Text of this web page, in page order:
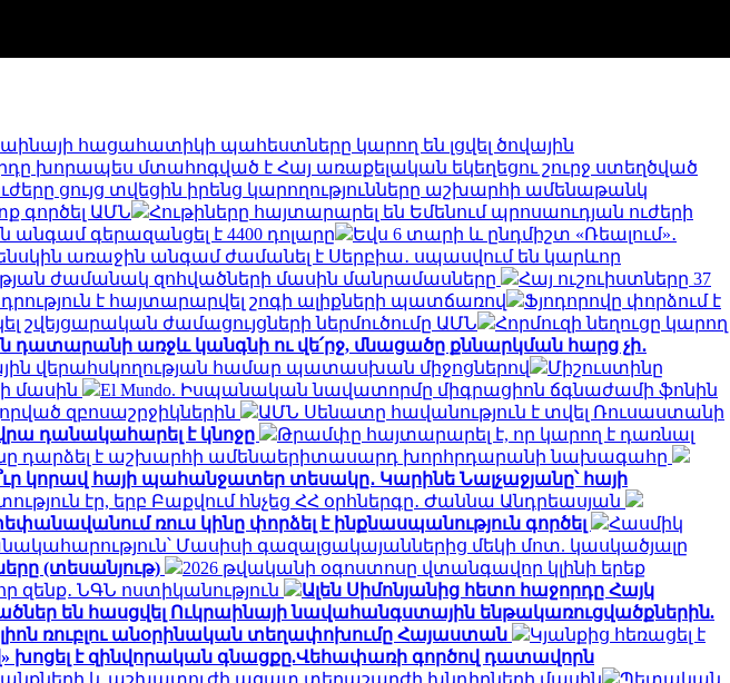
հացահատիկի պահեստները կարող են լցվել ծովային
խորապես մտահոգված է Հայ առաքելական եկեղեցու շուրջ ստեղծված
ցույց տվեցին իրենց կարողությունները աշխարհի ամենաթանկ
գործել ԱՄՆ
Հութիները հայտարարել են Եմենում պրոսաուդյան ուժերի
անգամ գերազանցել է 4400 դոլարը
Եվս 6 տարի և ընդմիշտ «Ռեալում»․
առաջին անգամ ժամանել է Սերբիա․ սպասվում են կարևոր
ժամանակ զոհվածների մասին մանրամասները
Հայ ուշուիստները 37
է հայտարարվել շոգի ալիքների պատճառով
Ֆյոդորովը փորձում է
ժամացույցների ներմուծումը ԱՄՆ
Հորմուզի նեղուցը կարող
դատարանի առջև կանգնի ու վե՛րջ, մնացածը քննարկման հարց չի․
վերահսկողության համար պատասխան միջոցներով
Միշուստինը
մասին
El Mundo. Իսպանական նավատորմը միգրացիոն ճգնաժամի ֆոնին
զբոսաշրջիկներին
ԱՄՆ Սենատը հավանություն է տվել Ռուսաստանի
դանակահարել է կնոջը
Թրամփը հայտարարել է, որ կարող է դառնալ
դարձել է աշխարհի ամենաերիտասարդ խորհրդարանի նախագահը
կորավ հայի պահանջատեր տեսակը․ Կարինե Նալչաջյանը՝ հայի
էր, երբ Բաքվում հնչեց ՀՀ օրհներգը․ Ժաննա Անդրեասյան
ռուս կինը փորձել է ինքնասպանություն գործել
Հասմիկ
Մասիսի գազալցակայաններից մեկի մոտ. կասկածյալը
(տեսանյութ)
2026 թվականի օգոստոսը վտանգավոր կլինի երեք
զենք․ ՆԳՆ ոստիկանություն
Ալեն Սիմոնյանից հետո հաջորդը Հայկ
են հասցվել Ուկրաինայի նավահանգստային ենթակառուցվածքներին.
ռուբլու անօրինական տեղափոխումը Հայաստան
Կյանքից հեռացել է
խոցել է զինվորական գնացքը.Վեհափառի գործով դատավորն